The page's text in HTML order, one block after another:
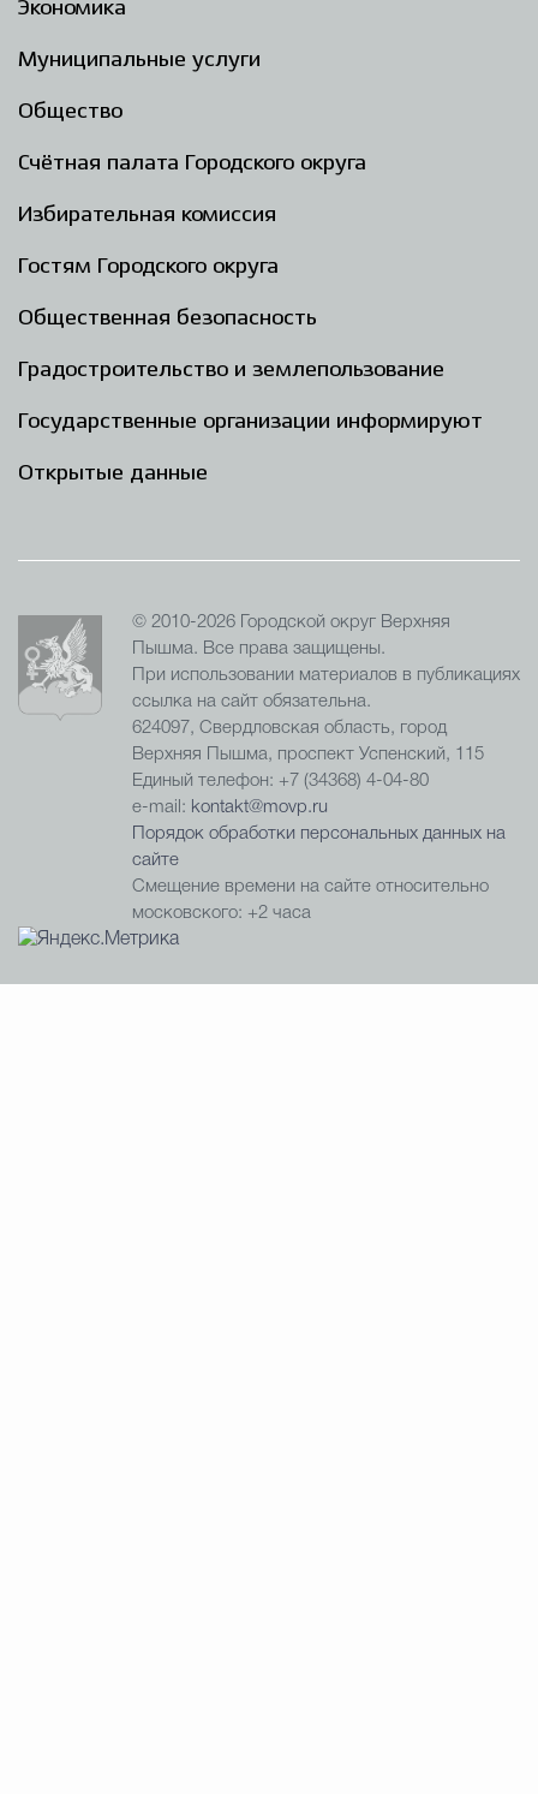
Экономика
Муниципальные услуги
Общество
Счётная палата Городского округа
Избирательная комиссия
Гостям Городского округа
Общественная безопасность
Градостроительство и землепользование
Государственные организации информируют
Открытые данные
© 2010-2026 Городской округ Верхняя
Пышма. Все права защищены.
При использовании материалов в публикациях
ссылка на сайт обязательна.
624097, Свердловская область, город
Верхняя Пышма, проспект Успенский, 115
Единый телефон: +7 (34368) 4-04-80
e-mail: kontakt@movp.ru
Порядок обработки персональных данных на
сайте
Смещение времени на сайте относительно
московского: +2 часа